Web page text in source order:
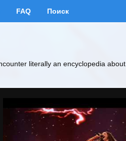
FAQ Поиск
literally an encyclopedia about